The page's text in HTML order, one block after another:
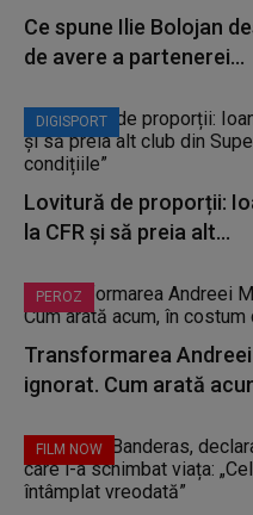
Ce spune Ilie Bolojan
de avere a partenerei...
DIGISPORT
Lovitură de proporții:
la CFR și să preia alt...
PEROZ
Transformarea
ignorat. Cum arată
FILM NOW